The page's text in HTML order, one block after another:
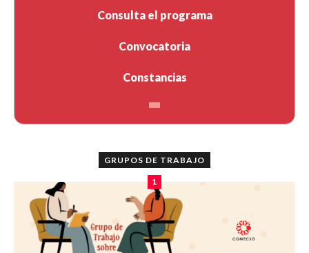
Consulta el programa
Convocatoria
Constancias
GRUPOS DE TRABAJO
1